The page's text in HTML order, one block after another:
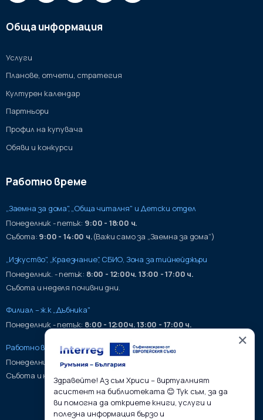
Обща информация
Услуги
Планове, отчети, стратегия
Културен календар
Партньори
Профил на купувача
Обяви и конкурси
Работно време
„Заемна за дома", „Обща читалня" и Детски отдел
Понеделник - петък: 9:00 - 18:00 ч.
Събота: 9:00 - 14:00 ч.(Важи само за „Заемна за дома“)
„Изкуство", „Краезнание", СБИО, Зона за тийнейджъри
Понеделник. - петък: 8:00 - 12:00ч. 13:00 - 17:00 ч.
Събота и неделя почивни дни.
Филиал – ж.к „Дъбника"
Понеделник - петък: 8:00 - 12:00ч. 13:00 - 17:00 ч.
Работно време на хранилища:
Понеделник - петък:9:00 - 17:00ч.
Събота и неделя почивни дни.
✕
Здравейте! Аз съм Хриси – виртуалният
асистент на библиотеката 😊 Тук съм, за да
ви помогна да откриете книги, услуги и
полезна информация бързо и